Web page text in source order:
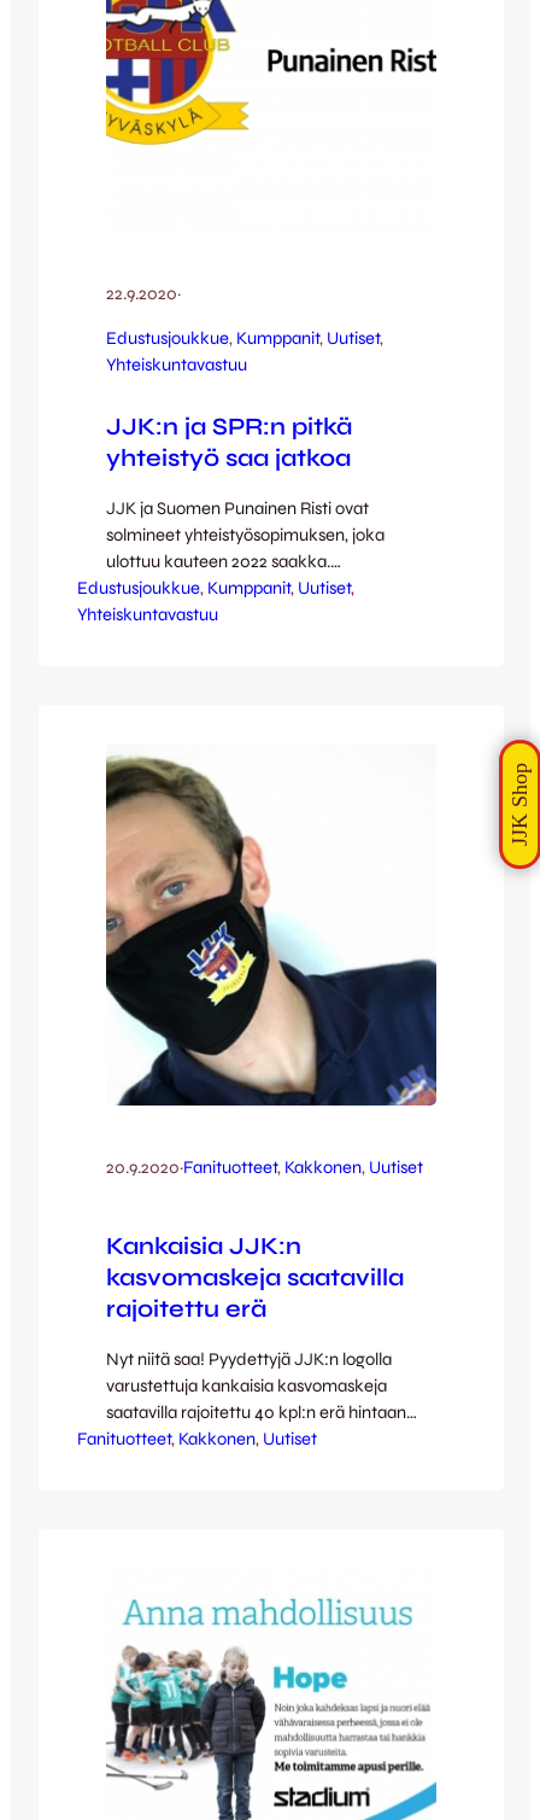
yhteiskuntavastuusta ja tilaajanamme on
JJK Jyväskylä…
22.9.2020·
Edustusjoukkue, Kumppanit, Uutiset
Yhteiskuntavastuu
JJK:n ja SPR:n pitkä
yhteistyö saa jatkoa
JJK ja Suomen Punainen Risti ovat
solmineet yhteistyösopimuksen, joka
ulottuu kauteen 2022 saakka.
Kolmivuotisen sopimuksen myötä JJK:n
arvokas ja tärkeä yhteistyö SPR:n kanssa
Veripalvelun kanssa tehdyn yhteistyön
kautta. – Niihin aikoihin
yhteiskuntavastuuasiat alkoivat pikku hiljaa
Edustusjoukkue, Kumppanit, Uutiset
Yhteiskuntavastuu
20.9.2020·Fanituotteet, Kakkonen, Uutiset
Kankaisia JJK:n
kasvomaskeja saatavilla
rajoitettu erä
Nyt niitä saa! Pyydettyjä JJK:n logolla
varustettuja kankaisia kasvomaskeja
saatavilla rajoitettu 40 kpl:n erä hintaan
10€/kpl! Klikkaa tästä tilaamaan omasi
Maksuvälineenä käyvät sekä korttimaksu
että käteinen. Mikäli nouto ei onnistu, voit
valita maskille halutessasi myös postituksen
lisähintaan. THL…
Fanituotteet, Kakkonen, Uutiset